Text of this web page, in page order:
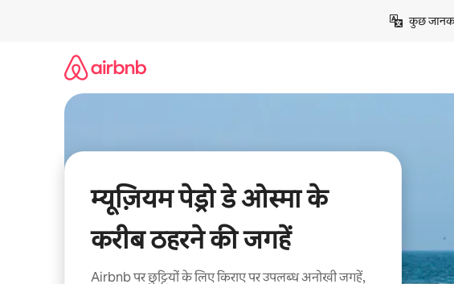
कुछ
म्यूज़ियम पेड्रो डे ओस्मा के
करीब ठहरने की जगहें
Airbnb पर छुट्टियों के लिए किराए पर उपलब्ध अनोखी जगहें,